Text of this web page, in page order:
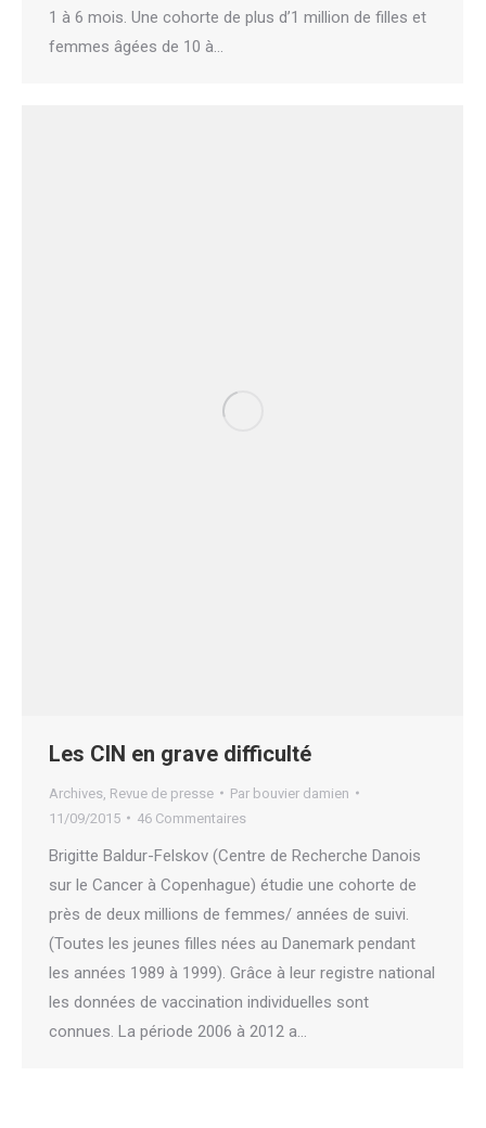
1 à 6 mois. Une cohorte de plus d’1 million de filles et
femmes âgées de 10 à…
Les CIN en grave difficulté
Archives Revue de presse Par bouvier damien
11/09/2015
46 Commentaires
Brigitte Baldur-Felskov (Centre de Recherche Danois
sur le Cancer à Copenhague) étudie une cohorte de
près de deux millions de femmes/ années de suivi.
(Toutes les jeunes filles nées au Danemark pendant
les années 1989 à 1999). Grâce à leur registre national
les données de vaccination individuelles sont
connues. La période 2006 à 2012 a…